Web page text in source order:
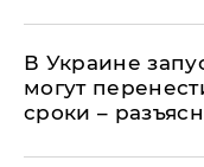
В Украине
могут
сроки –